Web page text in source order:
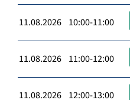
11.08.2026 10:00-11:00
11.08.2026 11:00-12:00
11.08.2026 12:00-13:00